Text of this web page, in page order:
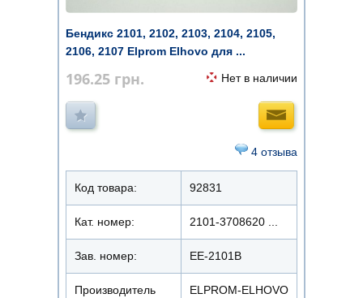
Бендикс 2101, 2102, 2103, 2104, 2105,
2106, 2107 Elprom Elhovo для ...
196.25 грн. Нет в наличии
4 отзыва
Код товара: 92831
Кат. номер: 2101-3708620 ...
Зав. номер: EE-2101B
Производитель ELPROM-ELHOVO